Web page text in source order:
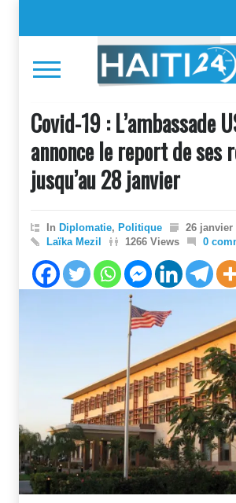
Covid-19 : L’ambassade
annonce le report de ses
jusqu’au 28 janvier
In Diplomatie, Politique
26 janvier
Laïka Mezil
1266 Views 0